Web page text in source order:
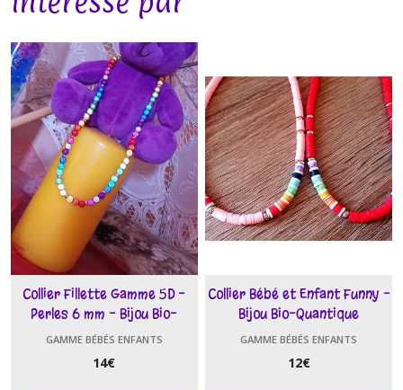
Collier Fillette Gamme 5D -
Perles 6 mm - Bijou Bio-
Quantique
GAMME BÉBÉS ENFANTS
14€
Collier Bébé et Enfant Funny -
Bijou Bio-Quantique
GAMME BÉBÉS ENFANTS
12€